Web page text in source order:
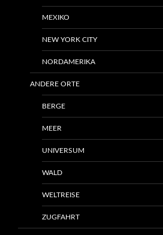
MEXIKO
NEW YORK CITY
NORDAMERIKA
ANDERE ORTE
BERGE
MEER
UNIVERSUM
WALD
WELTREISE
ZUGFAHRT